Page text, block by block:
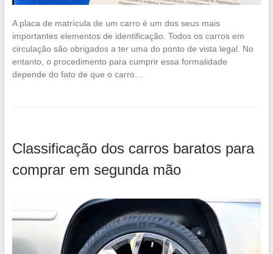
A placa de matrícula de um carro é um dos seus mais
importantes elementos de identificação. Todos os carros em
circulação são obrigados a ter uma do ponto de vista legal. No
entanto, o procedimento para cumprir essa formalidade
depende do fato de que o carro…
Classificação dos carros baratos para
comprar em segunda mão